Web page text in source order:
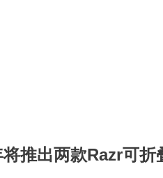
推出两款Razr可折